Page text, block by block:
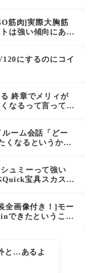
筋肉]実際大胸筋
は強い傾向にあ
にするのにコイ
終章でメリィが
なるって言ってた
ルーム会話「どー
くなるというか何
ュミーって強い
宝具スカスカ
全画像付き！]モー
できたということ
と…あるよ